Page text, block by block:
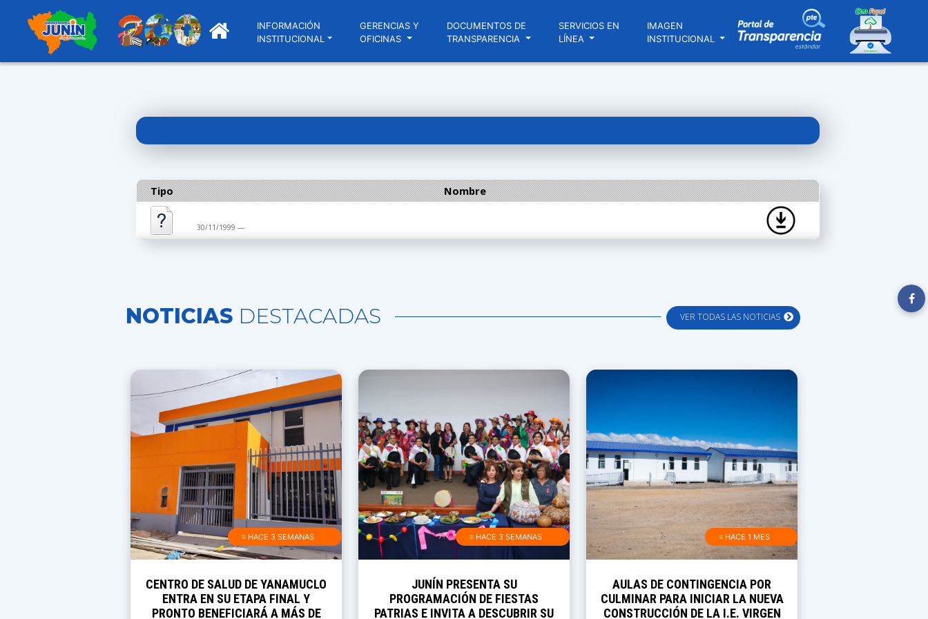
INFORMACIÓN
INSTITUCIONAL
GERENCIAS Y
OFICINAS
DOCUMENTOS DE
TRANSPARENCIA
SERVICIOS EN
LÍNEA
IMAGEN
INSTITUCIONAL
Tipo Nombre
30/11/1999 —
VER TODAS LAS NOTICIAS
NOTICIAS DESTACADAS
≡ HACE 3 SEMANAS
CENTRO DE SALUD DE YANAMUCLO
ENTRA EN SU ETAPA FINAL Y
PRONTO BENEFICIARÁ A MÁS DE
≡ HACE 3 SEMANAS
JUNÍN PRESENTA SU
PROGRAMACIÓN DE FIESTAS
PATRIAS E INVITA A DESCUBRIR SU
≡ HACE 1 MES
AULAS DE CONTINGENCIA POR
CULMINAR PARA INICIAR LA NUEVA
CONSTRUCCIÓN DE LA I.E. VIRGEN